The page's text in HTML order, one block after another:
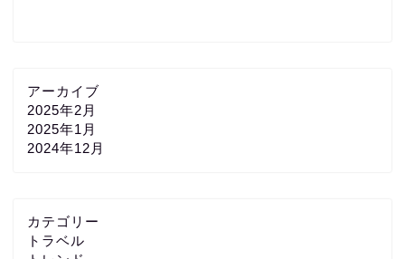
アーカイブ
2025年2月
2025年1月
2024年12月
カテゴリー
トラベル